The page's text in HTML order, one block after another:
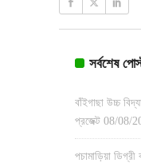
সর্বশেষ
বাঁইগাছা উচ্চ
প্রজেক্ট 08/08/
পচামাড়িয়া